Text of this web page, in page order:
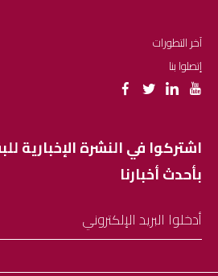
آخر التطورات
إتصلوا بنا
اشتركوا في النشرة الإخبارية
بأحدث أخبارنا